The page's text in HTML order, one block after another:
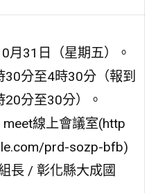
月31日（星期五）。
30分至4時30分（報到
分至30分）。
線上會議室(http
prd-sozp-bfb)
長 / 彰化縣大成國